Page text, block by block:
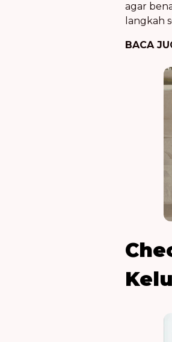
agar
langkah
BACA